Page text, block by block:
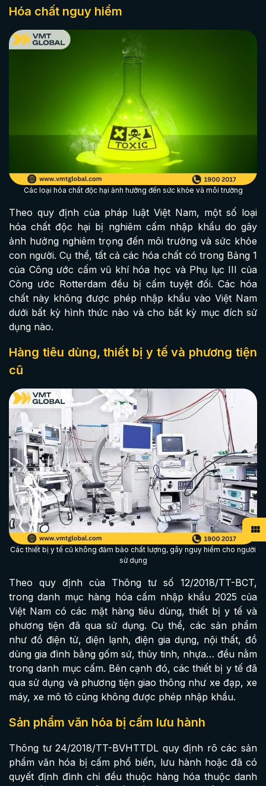
Hóa chất nguy hiểm
Các loại hóa chất độc hại ảnh hưởng đến sức khỏe và môi trường
Theo quy định của pháp luật Việt Nam, một số loại
hóa chất độc hại bị nghiêm cấm nhập khẩu do gây
ảnh hưởng nghiêm trọng đến môi trường và sức khỏe
con người. Cụ thể, tất cả các hóa chất có trong Bảng 1
của Công ước cấm vũ khí hóa học và Phụ lục III của
Công ước Rotterdam đều bị cấm tuyệt đối. Các hóa
chất này không được phép nhập khẩu vào Việt Nam
dưới bất kỳ hình thức nào và cho bất kỳ mục đích sử
dụng nào.
Hàng tiêu dùng, thiết bị y tế và phương tiện
cũ
Các thiết bị y tế cũ không đảm bảo chất lượng, gây nguy hiểm cho người
sử dụng
Theo quy định của Thông tư số 12/2018/TT-BCT,
trong danh mục hàng hóa cấm nhập khẩu 2025 của
Việt Nam có các mặt hàng tiêu dùng, thiết bị y tế và
phương tiện đã qua sử dụng. Cụ thể, các sản phẩm
như đồ điện tử, điện lạnh, điện gia dụng, nội thất, đồ
dùng gia đình bằng gốm sứ, thủy tinh, nhựa… đều nằm
trong danh mục cấm. Bên cạnh đó, các thiết bị y tế đã
qua sử dụng và phương tiện giao thông như xe đạp, xe
máy, xe mô tô cũng không được phép nhập khẩu.
Sản phẩm văn hóa bị cấm lưu hành
Thông tư 24/2018/TT-BVHTTDL quy định rõ các sản
phẩm văn hóa bị cấm phổ biến, lưu hành hoặc đã có
quyết định đình chỉ đều thuộc hàng hóa thuộc danh